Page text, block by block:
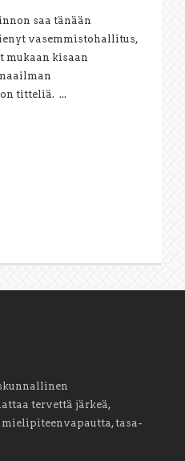
saa tänään
vasemmistohallitus,
mukaan kisaan
titteliä. ...
tervettä järkeä,
tasa-